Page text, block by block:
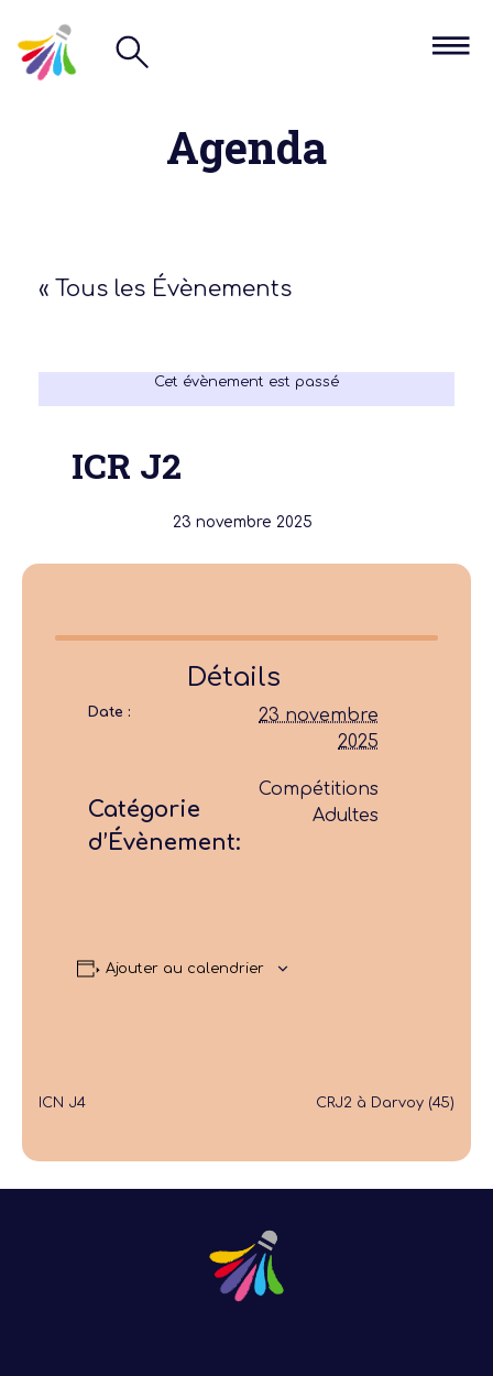
Agenda
« Tous les Évènements
Cet évènement est passé
ICR J2
23 novembre 2025
Détails
Date :
23 novembre
2025
Catégorie
d’Évènement:
Compétitions
Adultes
Ajouter au calendrier
ICN J4 CRJ2 à Darvoy (45)